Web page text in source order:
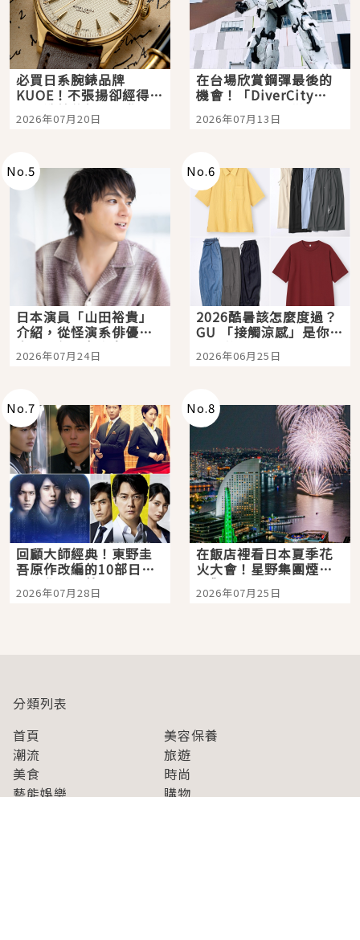
必買日系腕錶品牌
KUOE！不張揚卻經得起
時間洗鍊的經典之作五
選
2026年07月20日
在台場欣賞鋼彈最後的
機會！「DiverCity
Tokyo Plaza」搭船、
購物、美食及夜景，一
2026年07月13日
No.5
日本演員「山田裕貴」
介紹，從怪演系俳優走
向國民級日劇主角
2026年07月24日
No.6
2026酷暑該怎麼度過？
GU 「接觸涼感」是你的
夏日救星
2026年06月25日
No.7
回顧大師經典！東野圭
吾原作改編的10部日本
影視作品推薦
2026年07月28日
No.8
在飯店裡看日本夏季花
火大會！星野集團煙火
景觀飯店6選，讓你不用
人擠人悠閒欣賞
2026年07月25日
分類列表
首頁
美容保養
潮流
旅遊
美食
時尚
藝能娛樂
購物